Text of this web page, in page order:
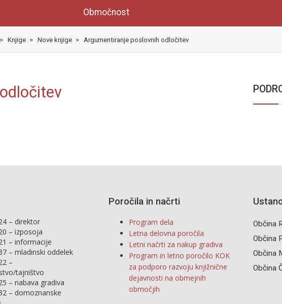
Območnost
> Knjige > Nove knjige > Argumentiranje poslovnih odločitev
– direktor
– izposoja
– informacije
– mladinski oddelek
–
tajništvo
– nabava gradiva
– domoznanske
Poročila in načrti
Program dela
Letna delovna poročila
Letni načrti za nakup gradiva
Program in letno poročilo KOK
za podporo razvoju knjižnične
dejavnosti na obmejnih
območjih
Občina
Občina
Občina
Občina